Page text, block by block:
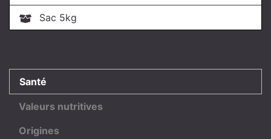
Sac 5kg
Santé
Valeurs nutritives
Origines